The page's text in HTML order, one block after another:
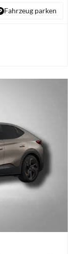
Fahrzeug parken